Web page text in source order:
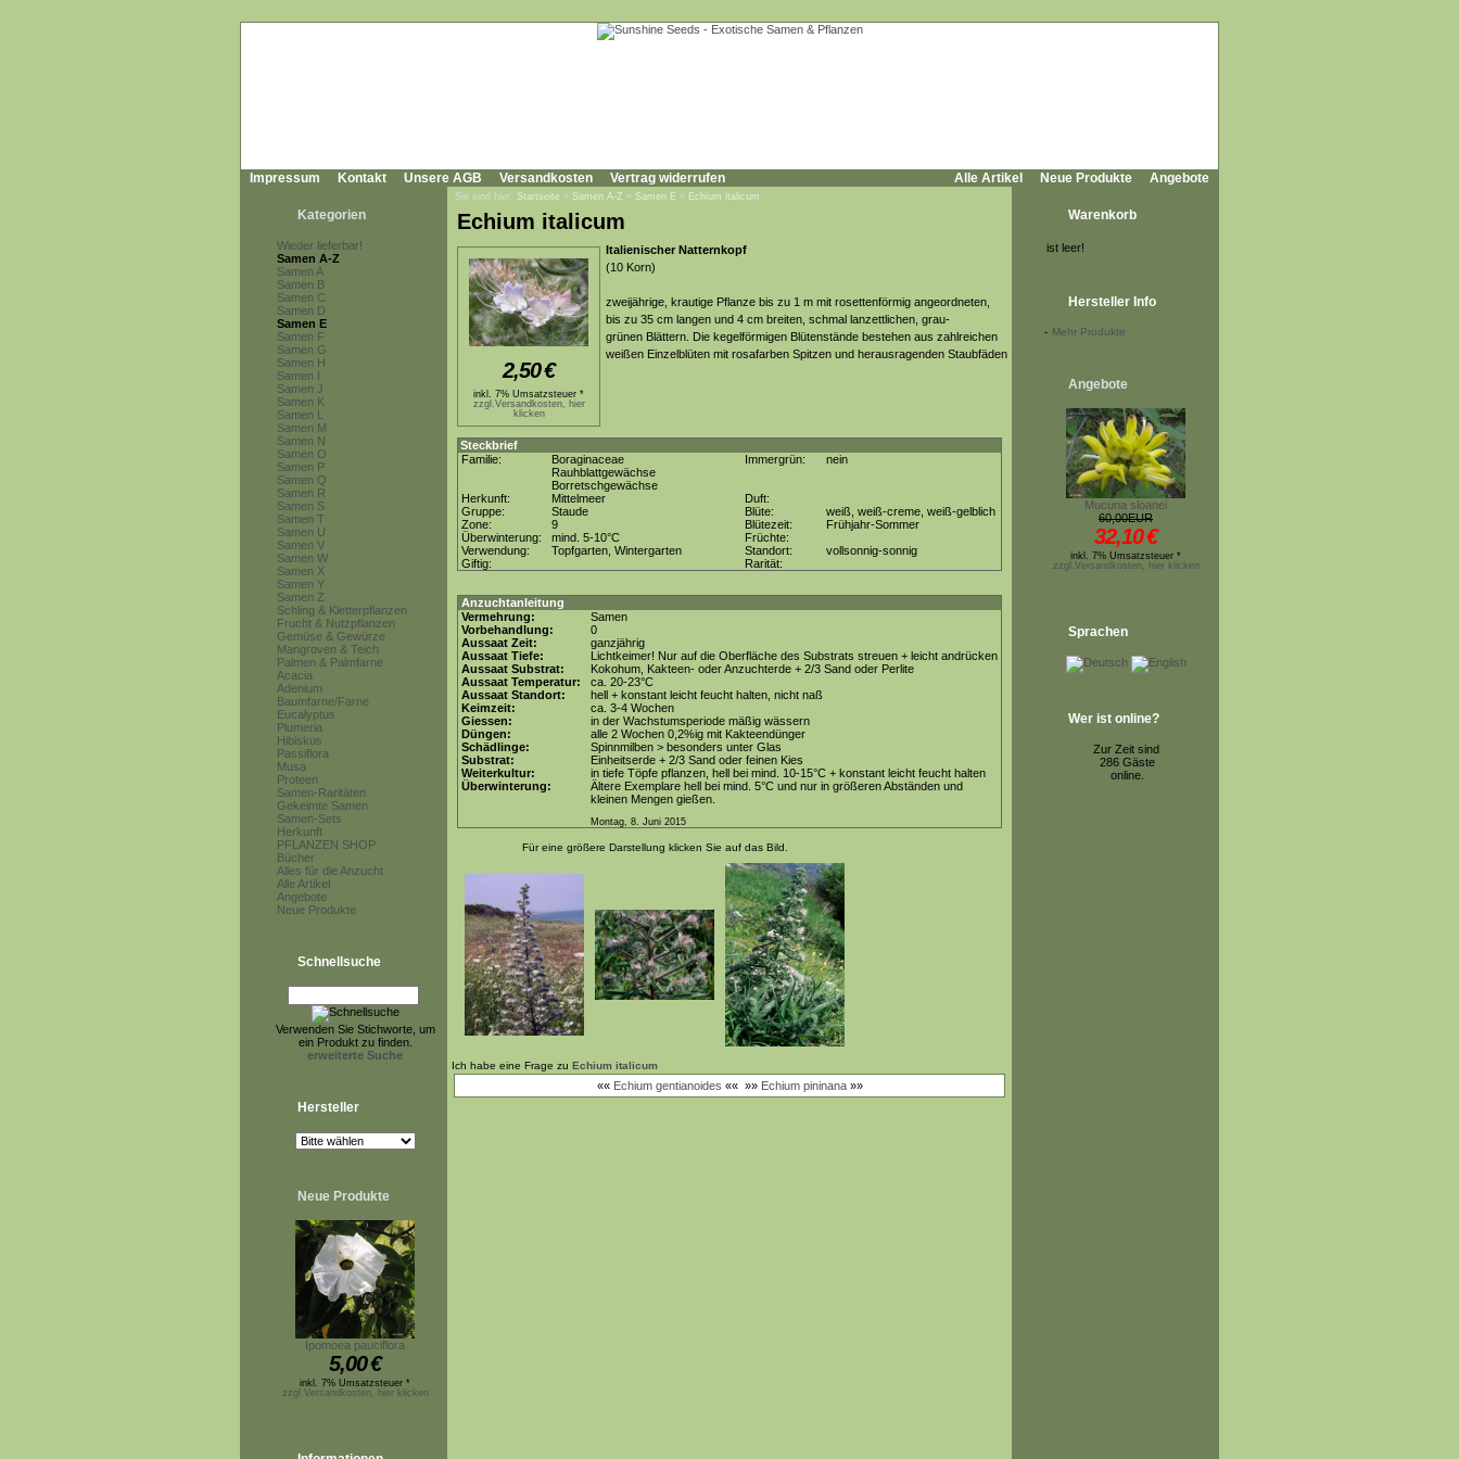
Impressum Kontakt Unsere AGB Versandkosten Vertrag widerrufen Alle Artikel Neue Produkte Angebote
Kategorien
Wieder lieferbar!
Samen A-Z
Samen A
Samen B
Samen C
Samen D
Samen E
Samen F
Samen G
Samen H
Samen I
Samen J
Samen K
Samen L
Samen M
Samen N
Samen O
Samen P
Samen Q
Samen R
Samen S
Samen T
Samen U
Samen V
Samen W
Samen X
Samen Y
Samen Z
Schling & Kletterpflanzen
Frucht & Nutzpflanzen
Gemüse & Gewürze
Mangroven & Teich
Palmen & Palmfarne
Acacia
Adenium
Baumfarne/Farne
Eucalyptus
Plumeria
Hibiskus
Passiflora
Musa
Proteen
Samen-Raritäten
Gekeimte Samen
Samen-Sets
Herkunft
PFLANZEN SHOP
Bücher
Alles für die Anzucht
Alle Artikel
Angebote
Neue Produkte
Schnellsuche
Verwenden Sie Stichworte, um
ein Produkt zu finden.
erweiterte Suche
Hersteller
Neue Produkte
Ipomoea pauciflora
5,00€
inkl. 7% Umsatzsteuer *
zzgl.Versandkosten, hier klicken
Sie sind hier: Startseite » Samen A-Z » Samen E » Echium italicum
Echium italicum
2,50€
inkl. 7% Umsatzsteuer *
zzgl.Versandkosten, hier
klicken
Italienischer Natternkopf
(10 Korn)
zweijährige, krautige Pflanze bis zu 1 m mit rosettenförmig angeordneten,
bis zu 35 cm langen und 4 cm breiten, schmal lanzettlichen, grau-
grünen Blättern. Die kegelförmigen Blütenstände bestehen aus zahlreichen
weißen Einzelblüten mit rosafarben Spitzen und herausragenden Staubfäden
Steckbrief
Familie:
Boraginaceae
Rauhblattgewächse
Borretschgewächse
Immergrün: nein
Herkunft: Mittelmeer
Duft:
Gruppe:
Staude Blüte:
weiß, weiß-creme, weiß-gelblich
Zone:
9 Blütezeit:
Frühjahr-Sommer
Überwinterung:
mind. 5-10°C
Früchte:
Verwendung:
Topfgarten, Wintergarten Standort:
vollsonnig-sonnig
Giftig:
Rarität:
Anzuchtanleitung
Vermehrung:
Samen
Vorbehandlung:
0
Aussaat Zeit:
ganzjährig
Aussaat Tiefe:
Lichtkeimer! Nur auf die Oberfläche des Substrats streuen + leicht andrücken
Aussaat Substrat:
Kokohum, Kakteen- oder Anzuchterde + 2/3 Sand oder Perlite
Aussaat Temperatur:
ca. 20-23°C
Aussaat Standort:
hell + konstant leicht feucht halten, nicht naß
Keimzeit:
ca. 3-4 Wochen
Giessen:
in der Wachstumsperiode mäßig wässern
Düngen:
alle 2 Wochen 0,2%ig mit Kakteendünger
Schädlinge:
Spinnmilben > besonders unter Glas
Substrat:
Einheitserde + 2/3 Sand oder feinen Kies
Weiterkultur:
in tiefe Töpfe pflanzen, hell bei mind. 10-15°C + konstant leicht feucht halten
Überwinterung:
Ältere Exemplare hell bei mind. 5°C und nur in größeren Abständen und
kleinen Mengen gießen.
Montag, 8. Juni 2015
Für eine größere Darstellung klicken Sie auf das Bild.
Ich habe eine Frage zu Echium italicum
«« Echium gentianoides «« »» Echium pininana»»
Warenkorb
ist leer!
Hersteller Info
- Mehr Produkte
Angebote
Mucuna sloanei
60,00EUR
32,10€
inkl. 7% Umsatzsteuer *
zzgl.Versandkosten, hier klicken
Sprachen
Wer ist online?
Zur Zeit sind
286 Gäste
online.